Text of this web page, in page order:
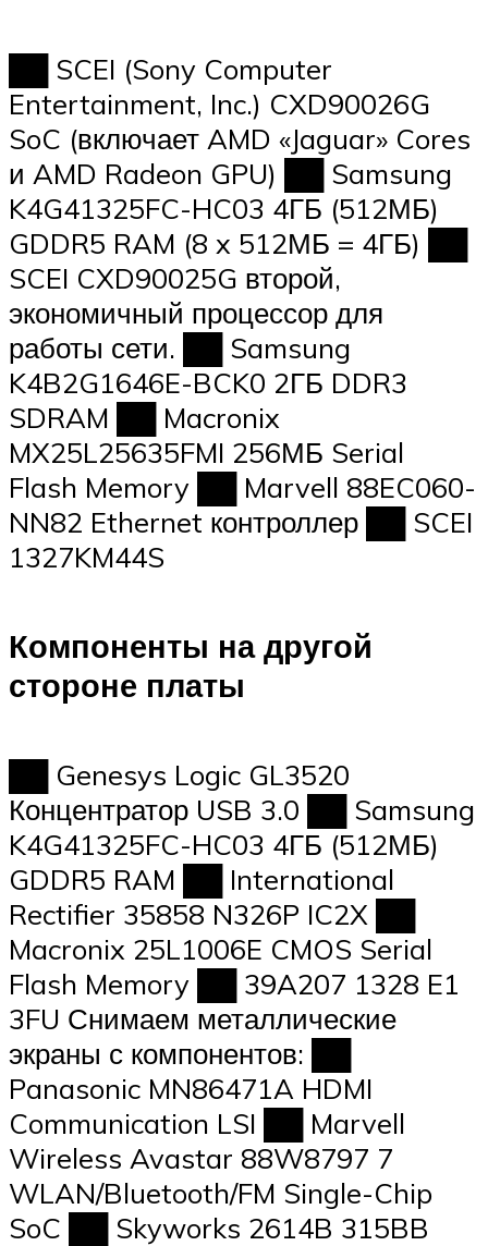
██ SCEI (Sony Computer
Entertainment, Inc.) CXD90026G
SoC (включает AMD «Jaguar» Cores
и AMD Radeon GPU) ██ Samsung
K4G41325FC-HC03 4ГБ (512МБ)
GDDR5 RAM (8 x 512МБ = 4ГБ) ██
SCEI CXD90025G второй,
экономичный процессор для
работы сети. ██ Samsung
K4B2G1646E-BCK0 2ГБ DDR3
SDRAM ██ Macronix
MX25L25635FMI 256МБ Serial
Flash Memory ██ Marvell 88EC060-
NN82 Ethernet контроллер ██ SCEI
1327KM44S
Компоненты на другой
стороне платы
██ Genesys Logic GL3520
Концентратор USB 3.0 ██ Samsung
K4G41325FC-HC03 4ГБ (512МБ)
GDDR5 RAM ██ International
Rectifier 35858 N326P IC2X ██
Macronix 25L1006E CMOS Serial
Flash Memory ██ 39A207 1328 E1
3FU Снимаем металлические
экраны с компонентов: ██
Panasonic MN86471A HDMI
Communication LSI ██ Marvell
Wireless Avastar 88W8797 7
WLAN/Bluetooth/FM Single-Chip
SoC ██ Skyworks 2614B 315BB